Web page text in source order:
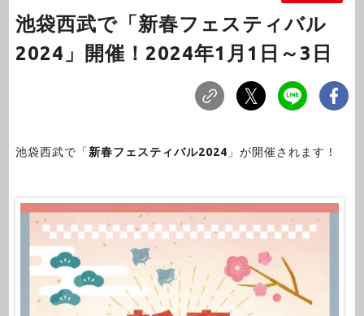
池袋西武で「新春フェスティバル
2024」開催！2024年1月1日～3日
池袋西武で「 新春フェスティバル2024 」が開催されます！